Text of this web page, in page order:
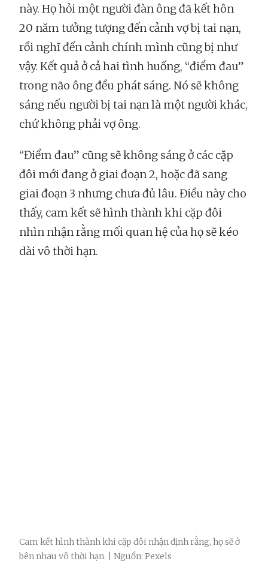
này. Họ hỏi một người đàn ông đã kết hôn
20 năm tưởng tượng đến cảnh vợ bị tai nạn,
rồi nghĩ đến cảnh chính mình cũng bị như
vậy. Kết quả ở cả hai tình huống, “điểm đau”
trong não ông đều phát sáng. Nó sẽ không
sáng nếu người bị tai nạn là một người khác,
chứ không phải vợ ông.
“Điểm đau” cũng sẽ không sáng ở các cặp
đôi mới đang ở giai đoạn 2, hoặc đã sang
giai đoạn 3 nhưng chưa đủ lâu. Điều này cho
thấy, cam kết sẽ hình thành khi cặp đôi
nhìn nhận rằng mối quan hệ của họ sẽ kéo
dài vô thời hạn.
Cam kết hình thành khi cặp đôi nhận định rằng, họ sẽ ở
bên nhau vô thời hạn. | Nguồn: Pexels